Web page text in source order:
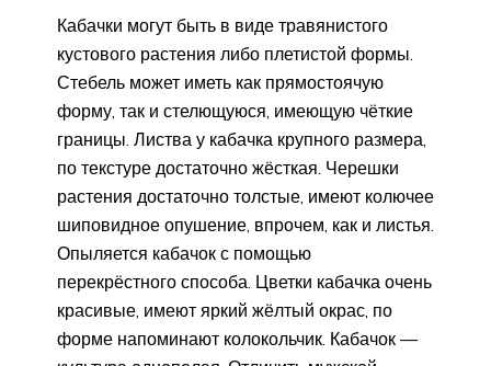
Кабачки могут быть в виде травянистого
кустового растения либо плетистой формы.
Стебель может иметь как прямостоячую
форму, так и стелющуюся, имеющую чёткие
границы. Листва у кабачка крупного размера,
по текстуре достаточно жёсткая. Черешки
растения достаточно толстые, имеют колючее
шиповидное опушение, впрочем, как и листья.
Опыляется кабачок с помощью
перекрёстного способа. Цветки кабачка очень
красивые, имеют яркий жёлтый окрас, по
форме напоминают колокольчик. Кабачок —